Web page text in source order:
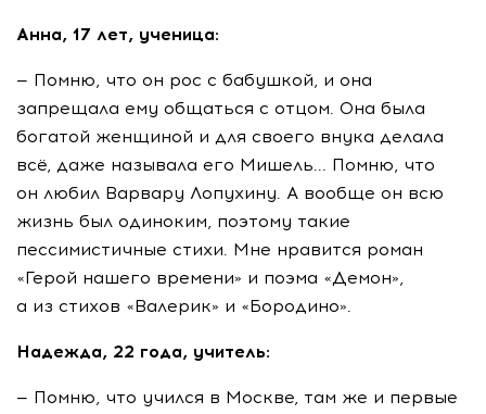
Анна, 17 лет, ученица:
— Помню, что он рос с бабушкой, и она
запрещала ему общаться с отцом. Она была
богатой женщиной и для своего внука делала
всё, даже называла его Мишель... Помню, что
он любил Варвару Лопухину. А вообще он всю
жизнь был одиноким, поэтому такие
пессимистичные стихи. Мне нравится роман
«Герой нашего времени» и поэма «Демон»,
а из стихов «Валерик» и «Бородино».
Надежда, 22 года, учитель:
— Помню, что учился в Москве, там же и первые